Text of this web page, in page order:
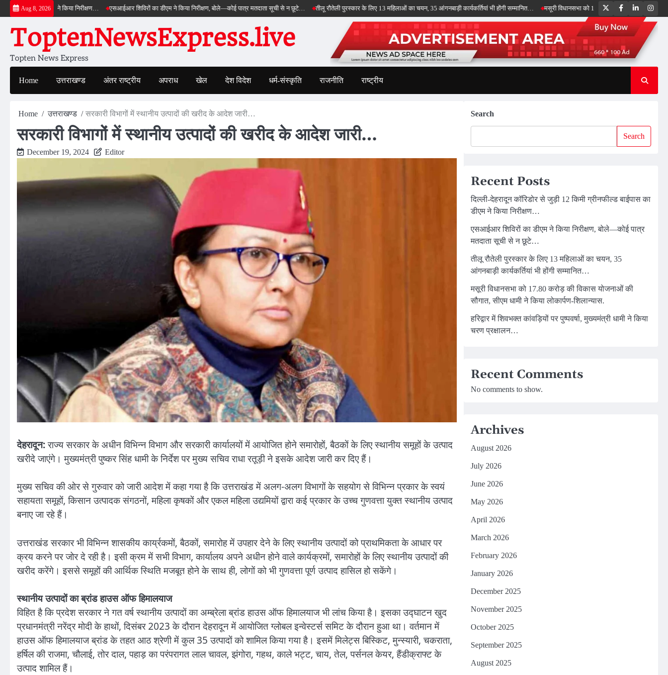
Skip
to
content
Aug 8, 2026
का डीएम ने किया निरीक्षण… एसआईआर शिविरों का डीएम ने किया निरीक्षण, बोले—कोई पात्र मतदाता सूची से न छूटे… तीलू रौतेली पुरस्कार के लिए 13 महिलाओं का चयन, 35 आंगनबाड़ी कार्यकर्तियां भी होंगी सम्मानित… मसूरी विधानसभा को 17.80 करोड़ की विकास योजनाओं की सौगात,
TwitterFacebookLinkedIn
ToptenNewsExpress.live
Topten News Express
Home उत्तराखण्ड अंतर राष्ट्रीय अपराध खेल देश विदेश धर्म-संस्कृति राजनीति राष्ट्रीय
Home उत्तराखण्ड सरकारी विभागों में स्थानीय उत्पादों की खरीद के आदेश जारी…
सरकारी विभागों में स्थानीय उत्पादों की खरीद के आदेश जारी…
December 19, 2024 Editor
देहरादून:राज्य सरकार के अधीन विभिन्न विभाग और सरकारी कार्यालयों में आयोजित होने समारोहों, बैठकों के लिए स्थानीय समूहों के उत्पाद
खरीदे जाएंगे। मुख्यमंत्री पुष्कर सिंह धामी के निर्देश पर मुख्य सचिव राधा रतूड़ी ने इसके आदेश जारी कर दिए हैं।
मुख्य सचिव की ओर से गुरुवार को जारी आदेश में कहा गया है कि उत्तराखंड में अलग-अलग विभागों के सहयोग से विभिन्न प्रकार के स्वयं
सहायता समूहों, किसान उत्पादक संगठनों, महिला कृषकों और एकल महिला उद्यमियों द्वारा कई प्रकार के उच्च गुणवत्ता युक्त स्थानीय उत्पाद
बनाए जा रहे हैं।
उत्तराखंड सरकार भी विभिन्न शासकीय कार्य्रकमों, बैठकों, समारोह में उपहार देने के लिए स्थानीय उत्पादों को प्राथमिकता के आधार पर
क्रय करने पर जोर दे रही है। इसी क्रम में सभी विभाग, कार्यालय अपने अधीन होने वाले कार्यक्रमों, समारोहों के लिए स्थानीय उत्पादों की
खरीद करेंगे। इससे समूहों की आर्थिक स्थिति मजबूत होने के साथ ही, लोगों को भी गुणवत्ता पूर्ण उत्पाद हासिल हो सकेंगे।
स्थानीय उत्पादों का ब्रांड हाउस ऑफ हिमालयाज
विहित है कि प्रदेश सरकार ने गत वर्ष स्थानीय उत्पादों का अम्ब्रेला ब्रांड हाउस ऑफ हिमालयाज भी लांच किया है। इसका उद्घाटन खुद
प्रधानमंत्री नरेंद्र मोदी के हाथों, दिसंबर 2023 के दौरान देहरादून में आयोजित ग्लोबल इन्वेस्टर्स समिट के दौरान हुआ था। वर्तमान में
हाउस ऑफ हिमालयाज ब्रांड के तहत आठ श्रेणी में कुल 35 उत्पादों को शामिल किया गया है। इसमें मिलेट्स बिस्किट, मुन्स्यारी, चकराता,
हर्षिल की राजमा, चौलाई, तोर दाल, पहाड़ का परंपरागत लाल चावल, झंगोरा, गहथ, काले भट्ट, चाय, तेल, पर्सनल केयर, हैंडीक्राफ्ट के
उत्पाद शामिल हैं।
Search
Search
Recent Posts
दिल्ली-देहरादून कॉरिडोर से जुड़ी 12 किमी ग्रीनफील्ड बाईपास का
डीएम ने किया निरीक्षण…
एसआईआर शिविरों का डीएम ने किया निरीक्षण, बोले—कोई पात्र
मतदाता सूची से न छूटे…
तीलू रौतेली पुरस्कार के लिए 13 महिलाओं का चयन, 35
आंगनबाड़ी कार्यकर्तियां भी होंगी सम्मानित…
मसूरी विधानसभा को 17.80 करोड़ की विकास योजनाओं की
सौगात, सीएम धामी ने किया लोकार्पण-शिलान्यास.
हरिद्वार में शिवभक्त कांवड़ियों पर पुष्पवर्षा, मुख्यमंत्री धामी ने किया
चरण प्रक्षालन…
Recent Comments
No comments to show.
Archives
August 2026
July 2026
June 2026
May 2026
April 2026
March 2026
February 2026
January 2026
December 2025
November 2025
October 2025
September 2025
August 2025